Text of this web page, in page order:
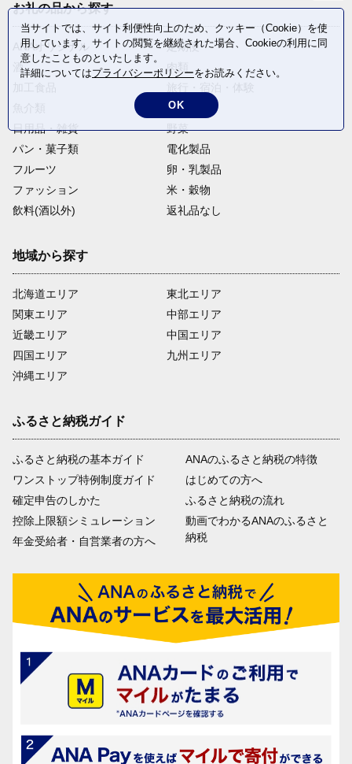
お礼の品から探す
ANAオリジナル
定期便
酒
肉類
麺類
日用品・雑貨
野菜
パン・菓子類
電化製品
フルーツ
卵・乳製品
ファッション
米・穀物
飲料(酒以外)
返礼品なし
地域から探す
北海道エリア
関東エリア
近畿エリア
四国エリア
沖縄エリア
東北エリア
中部エリア
中国エリア
九州エリア
ふるさと納税ガイド
ふるさと納税の基本ガイド
ワンストップ特例制度ガイド
確定申告のしかた
控除上限額シミュレーション
年金受給者・自営業者の方へ
ANAのふるさと納税の特徴
はじめての方へ
ふるさと納税の流れ
動画でわかるANAのふるさと
納税
当サイトでは、サイト利便性向上のため、クッキー（Cookie）を使
用しています。サイトの閲覧を継続された場合、Cookieの利用に同
意したことものといたします。
詳細についてはプライバシーポリシーをお読みください。
OK